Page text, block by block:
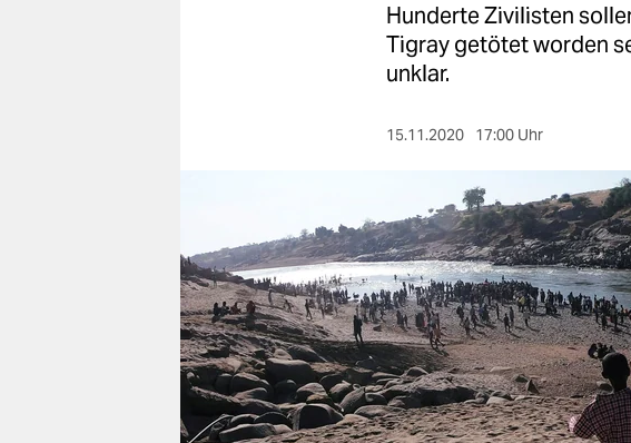
wahrheit
verlag
verlag
veranstaltungen
Hunderte Zivilisten
Tigray getötet worden
unklar.
15.11.2020 17:00 Uhr